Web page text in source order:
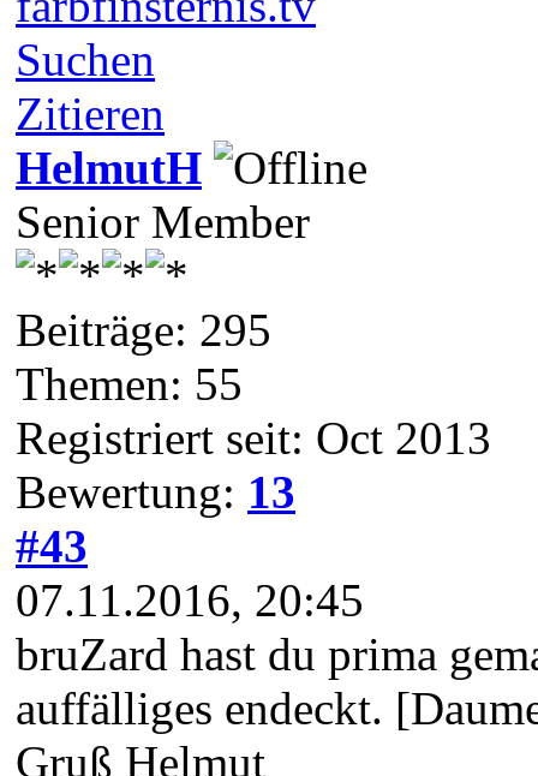
Suchen
Zitieren
HelmutH
Senior Member
Beiträge: 295
Themen: 55
Registriert seit: Oct 2013
Bewertung: 13
#43
07.11.2016, 20:45
bruZard hast du prima
auffälliges endeckt.
Gruß Helmut